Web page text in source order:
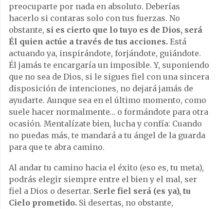
preocuparte por nada en absoluto. Deberías
hacerlo si contaras solo con tus fuerzas. No
obstante, si es cierto que lo tuyo es de Dios, será
Él quien actúe a través de tus acciones. Está
actuando ya, inspirándote, forjándote, guiándote.
Él jamás te encargaría un imposible. Y, suponiendo
que no sea de Dios, si le sigues fiel con una sincera
disposición de intenciones, no dejará jamás de
ayudarte. Aunque sea en el último momento, como
suele hacer normalmente… o formándote para otra
ocasión. Mentalízate bien, lucha y confía: Cuando
no puedas más, te mandará a tu ángel de la guarda
para que te abra camino.
Al andar tu camino hacia el éxito (eso es, tu meta),
podrás elegir siempre entre el bien y el mal, ser
fiel a Dios o desertar. Serle fiel será (es ya), tu
Cielo prometido. Si desertas, no obstante,